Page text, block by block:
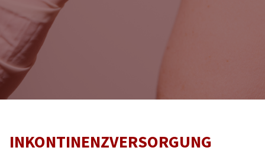
INKONTINENZVERSORGUNG